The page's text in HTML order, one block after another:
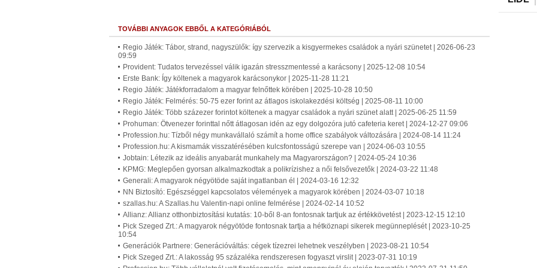
TOVÁBBI ANYAGOK EBBŐL A KATEGÓRIÁBÓL
Regio Játék: Tábor, strand, nagyszülők: így szervezik a kisgyermekes családok a nyári szünetet | 2026-06-23
09:59
Provident: Tudatos tervezéssel válik igazán stresszmentessé a karácsony | 2025-12-08 10:54
Erste Bank: Így költenek a magyarok karácsonykor | 2025-11-28 11:21
Regio Játék: Játékforradalom a magyar felnőttek körében | 2025-10-28 10:50
Regio Játék: Felmérés: 50-75 ezer forint az átlagos iskolakezdési költség | 2025-08-11 10:00
Regio Játék: Több százezer forintot költenek a magyar családok a nyári szünet alatt | 2025-06-25 11:59
Prohuman: Ötvenezer forinttal nőtt átlagosan idén az egy dolgozóra jutó cafeteria keret | 2024-12-27 09:06
Profession.hu: Tízből négy munkavállaló számít a home office szabályok változására | 2024-08-14 11:24
Profession.hu: A kismamák visszatérésében kulcsfontosságú szerepe van | 2024-06-03 10:55
Jobtain: Létezik az ideális anyabarát munkahely ma Magyarországon? | 2024-05-24 10:36
KPMG: Meglepően gyorsan alkalmazkodtak a polikrízishez a női felsővezetők | 2024-03-22 11:48
Generali: A magyarok négyötöde saját ingatlanban él | 2024-03-16 12:32
NN Biztosító: Egészséggel kapcsolatos vélemények a magyarok körében | 2024-03-07 10:18
szallas.hu: A Szallas.hu Valentin-napi online felmérése | 2024-02-14 10:52
Allianz: Allianz otthonbiztosítási kutatás: 10-ből 8-an fontosnak tartjuk az értékkövetést | 2023-12-15 12:10
Pick Szeged Zrt.: A magyarok négyötöde fontosnak tartja a hétköznapi sikerek megünneplését | 2023-10-25
10:54
Generációk Partnere: Generációváltás: cégek tízezrei lehetnek veszélyben | 2023-08-21 10:54
Pick Szeged Zrt.: A lakosság 95 százaléka rendszeresen fogyaszt virslit | 2023-07-31 10:19